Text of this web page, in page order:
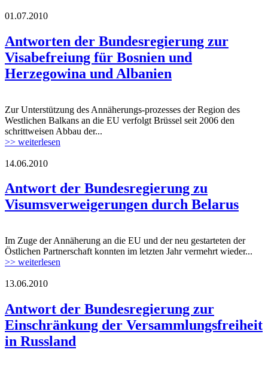
01.07.2010
Antworten der Bundesregierung zur
Visabefreiung für Bosnien und
Herzegowina und Albanien
Zur Unterstützung des Annäherungs-prozesses der Region des
Westlichen Balkans an die EU verfolgt Brüssel seit 2006 den
schrittweisen Abbau der...
>> weiterlesen
14.06.2010
Antwort der Bundesregierung zu
Visumsverweigerungen durch Belarus
Im Zuge der Annäherung an die EU und der neu gestarteten der
Östlichen Partnerschaft konnten im letzten Jahr vermehrt wieder...
>> weiterlesen
13.06.2010
Antwort der Bundesregierung zur
Einschränkung der Versammlungsfreiheit
in Russland